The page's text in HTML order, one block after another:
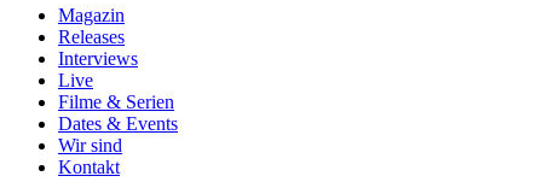
Magazin
Releases
Interviews
Live
Filme & Serien
Dates & Events
Wir sind
Kontakt